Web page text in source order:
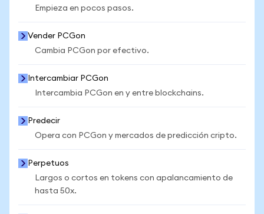
Empieza en pocos pasos.
Vender PCGon
Cambia PCGon por efectivo.
Intercambiar PCGon
Intercambia PCGon en y entre blockchains.
Predecir
Opera con PCGon y mercados de predicción cripto.
Perpetuos
Largos o cortos en tokens con apalancamiento de
hasta 50x.